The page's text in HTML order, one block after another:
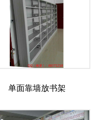
单面靠墙放书架